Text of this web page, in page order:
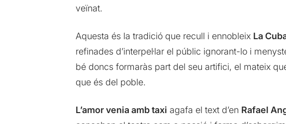
veïnat.
Aquesta és la tradició que recull i ennobleix La
refinades d’interpel·lar el públic ignorant-lo i
bé doncs formaràs part del seu artifici, el mateix
que és del poble.
L’amor venia amb taxi agafa el text d’en Rafael